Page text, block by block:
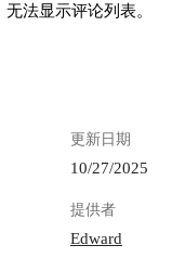
法显示评论列表。
更新日期
10/27/2025
提供者
Edward